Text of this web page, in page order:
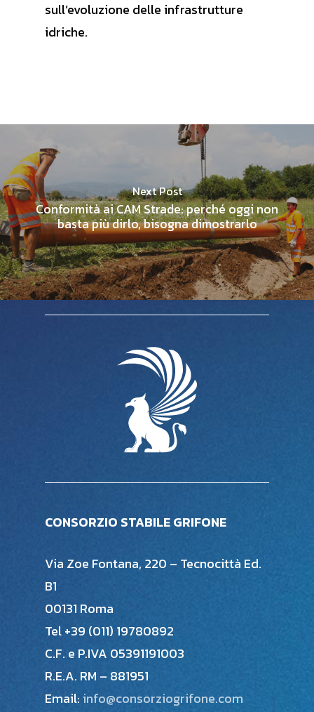
sull’evoluzione delle infrastrutture
idriche.
Next Post
Conformità ai CAM Strade: perché oggi non
basta più dirlo, bisogna dimostrarlo
CONSORZIO STABILE GRIFONE
Via Zoe Fontana, 220 – Tecnocittà Ed.
B1
00131 Roma
Tel +39 (011) 19780892
C.F. e P.IVA 05391191003
R.E.A. RM – 881951
Email: info@consorziogrifone.com